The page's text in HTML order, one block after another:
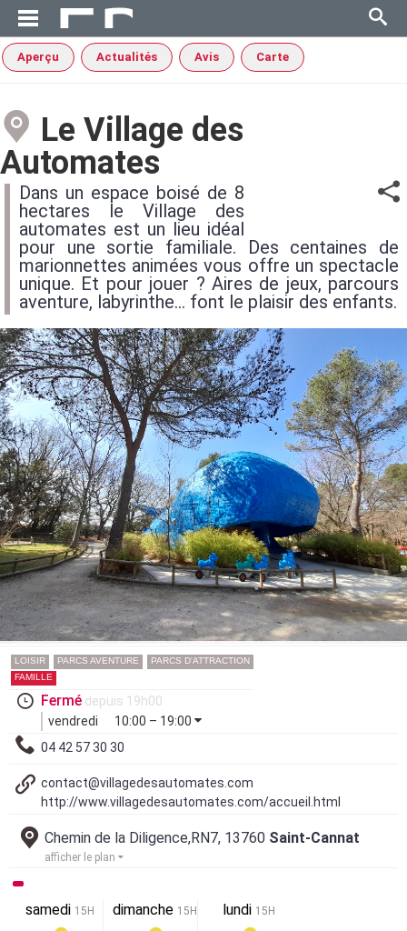
Aperçu Actualités Avis Carte
Le Village des
Automates
Dans un espace boisé de 8
hectares le Village des
automates est un lieu idéal
pour une sortie familiale. Des centaines de
marionnettes animées vous offre un spectacle
unique. Et pour jouer ? Aires de jeux, parcours
aventure, labyrinthe... font le plaisir des enfants.
LOISIR PARCS AVENTURE
PARCS D'ATTRACTION
FAMILLE
Fermé depuis 19h00
vendredi
10:00 – 19:00
04 42 57 30 30
contact@villagedesautomates.com
http://www.villagedesautomates.com/accueil.html
Chemin de la Diligence,RN7, 13760 Saint-Cannat
afficher le plan
samedi 15H dimanche 15H lundi 15H